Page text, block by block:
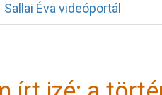
Sallai Éva videóportál